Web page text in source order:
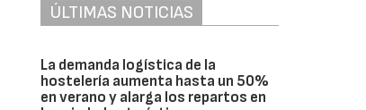
ÚLTIMAS NOTICIAS
La demanda logística de la
hostelería aumenta hasta un 50%
en verano y alarga los repartos en